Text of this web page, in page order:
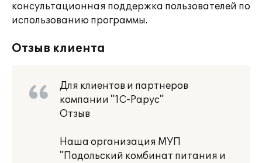
консультационная поддержка пользователей по
использованию программы.
Отзыв клиента
Для клиентов и партнеров
компании "1С-Рарус"
Отзыв
Наша организация МУП
"Подольский комбинат питания и